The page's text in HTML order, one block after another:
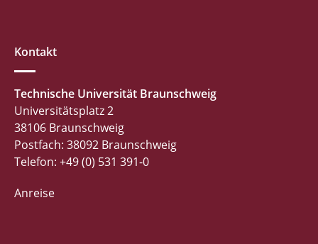
Kontakt
Technische Universität Braunschweig
Universitätsplatz 2
38106 Braunschweig
Postfach: 38092 Braunschweig
Telefon: +49 (0) 531 391-0
Anreise